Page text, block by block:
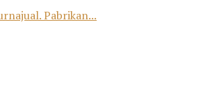
Pabrikan...